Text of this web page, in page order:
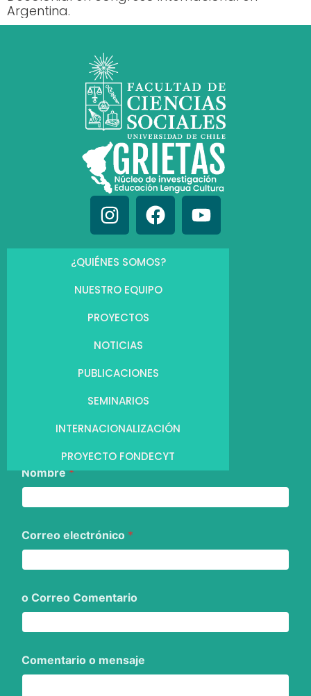
Argentina.
¿QUIÉNES SOMOS?
NUESTRO EQUIPO
PROYECTOS
NOTICIAS
PUBLICACIONES
SEMINARIOS
INTERNACIONALIZACIÓN
PROYECTO FONDECYT
Nombre*
Correo electrónico *
o Correo Comentario
Comentario o mensaje